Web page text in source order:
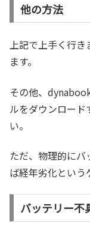
他の方法
上記で上手く行き
ます。
その他、
ルをダウンロード
い。
ただ、物理的に
ば経年劣化という
バッテリー不